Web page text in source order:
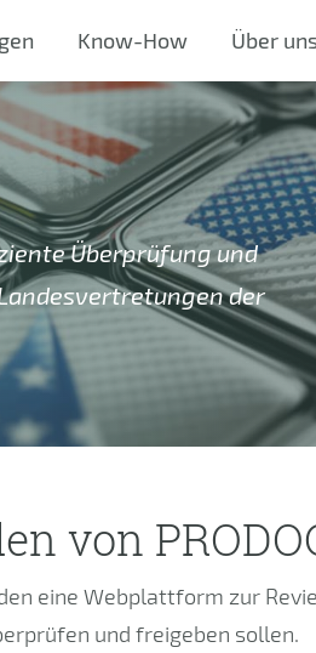
Know-How Über
Überprüfung und
der
von
eine Webplattform zur
und freigeben sollen.